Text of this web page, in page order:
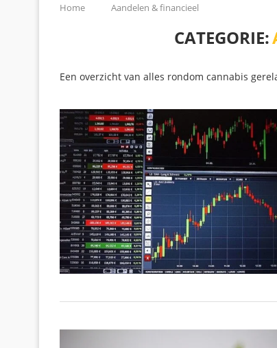
Home Aandelen & financieel
CATEGORIE:
Een overzicht van alles rondom cannabis